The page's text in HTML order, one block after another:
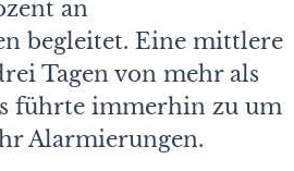
an
begleitet. Eine mittlere
Tagen von mehr als
führte immerhin zu um
Alarmierungen.